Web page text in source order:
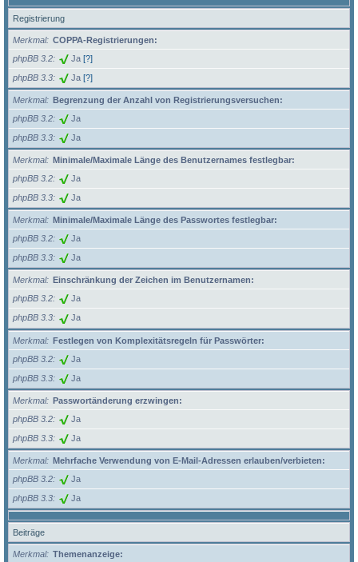
Registrierung
Merkmal
COPPA-Registrierungen:
phpBB 3.2
Ja [?]
phpBB 3.3 Ja [?]
Merkmal
Begrenzung der Anzahl von Registrierungsversuchen:
phpBB 3.2
Ja
phpBB 3.3 Ja
Merkmal
Minimale/Maximale Länge des Benutzernames festlegbar:
phpBB 3.2
Ja
phpBB 3.3 Ja
Merkmal
Minimale/Maximale Länge des Passwortes festlegbar:
phpBB 3.2
Ja
phpBB 3.3 Ja
Merkmal
Einschränkung der Zeichen im Benutzernamen:
phpBB 3.2
Ja
phpBB 3.3 Ja
Merkmal
Festlegen von Komplexitätsregeln für Passwörter:
phpBB 3.2
Ja
phpBB 3.3 Ja
Merkmal
Passwortänderung erzwingen:
phpBB 3.2
Ja
phpBB 3.3 Ja
Merkmal
Mehrfache Verwendung von E-Mail-Adressen erlauben/verbieten:
phpBB 3.2
Ja
phpBB 3.3 Ja
Beiträge
Merkmal
Themenanzeige: